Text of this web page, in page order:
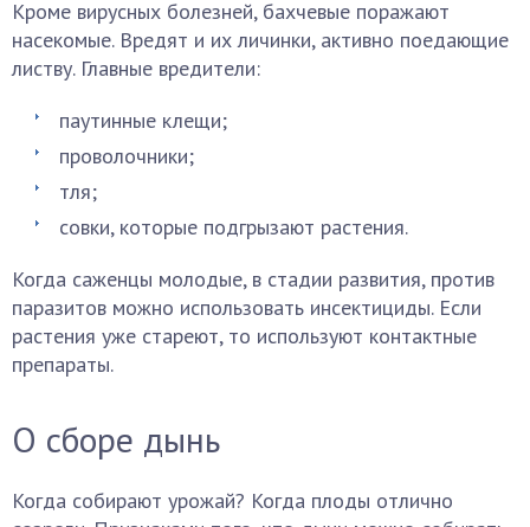
Кроме вирусных болезней, бахчевые поражают
насекомые. Вредят и их личинки, активно поедающие
листву. Главные вредители:
паутинные клещи;
проволочники;
тля;
совки, которые подгрызают растения.
Когда саженцы молодые, в стадии развития, против
паразитов можно использовать инсектициды. Если
растения уже стареют, то используют контактные
препараты.
О сборе дынь
Когда собирают урожай? Когда плоды отлично